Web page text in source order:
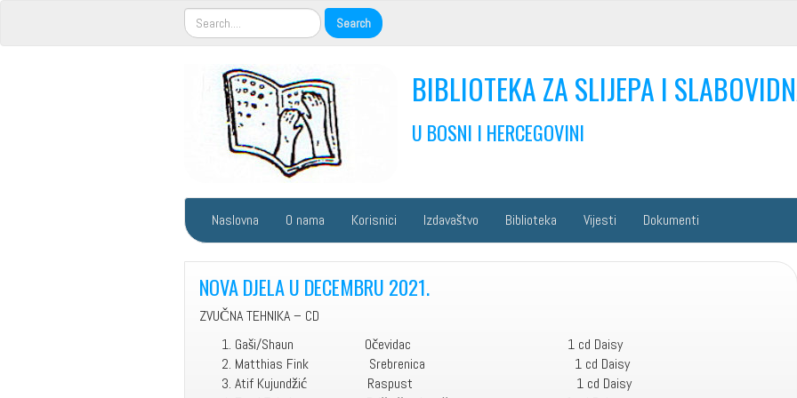
BIBLIOTEKA ZA SLIJEPA I
U BOSNI I HERCEGOVINI
Naslovna O nama Korisnici Izdavaštvo Biblioteka Vijesti Dokumenti
NOVA DJELA U DECEMBRU 2021.
ZVUČNA TEHNIKA – CD
Gaši/Shaun Očevidac 1 cd Daisy
Matthias Fink Srebrenica 1 cd Daisy
Atif Kujundžić Raspust 1 cd Daisy